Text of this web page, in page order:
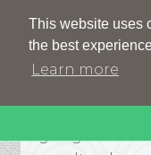
This website uses
the best
Learn more
oplage van
U kunt
Een